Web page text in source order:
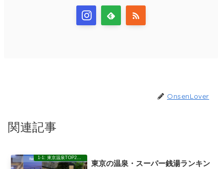
OnsenLover
関連記事
東京の温泉・スーパー銭湯ランキン